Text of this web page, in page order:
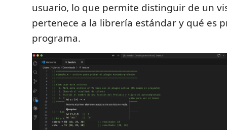
usuario, lo que permite distinguir de un
pertenece a la librería estándar y qué es
programa.